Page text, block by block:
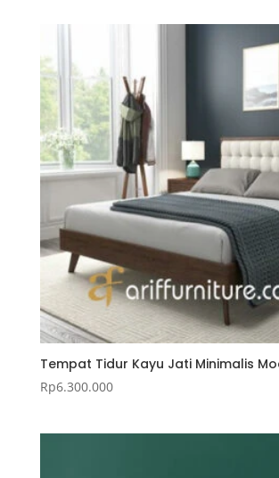
Tempat Tidur Kayu Jati Minimalis
Rp6.300.000